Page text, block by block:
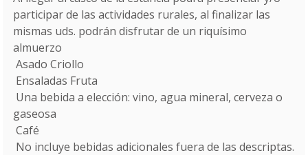
participar de las actividades rurales, al finalizar las
mismas uds. podrán disfrutar de un riquísimo
almuerzo
 Asado Criollo
 Ensaladas Fruta
 Una bebida a elección: vino, agua mineral, cerveza o
gaseosa
 Café
 No incluye bebidas adicionales fuera de las descriptas.